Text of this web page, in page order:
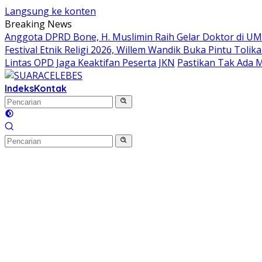
Langsung ke konten
Breaking News
Anggota DPRD Bone, H. Muslimin Raih Gelar Doktor di
Festival Etnik Religi 2026, Willem Wandik Buka Pintu
Lintas OPD Jaga Keaktifan Peserta JKN Pastikan Tak Ada
IndeksKontak